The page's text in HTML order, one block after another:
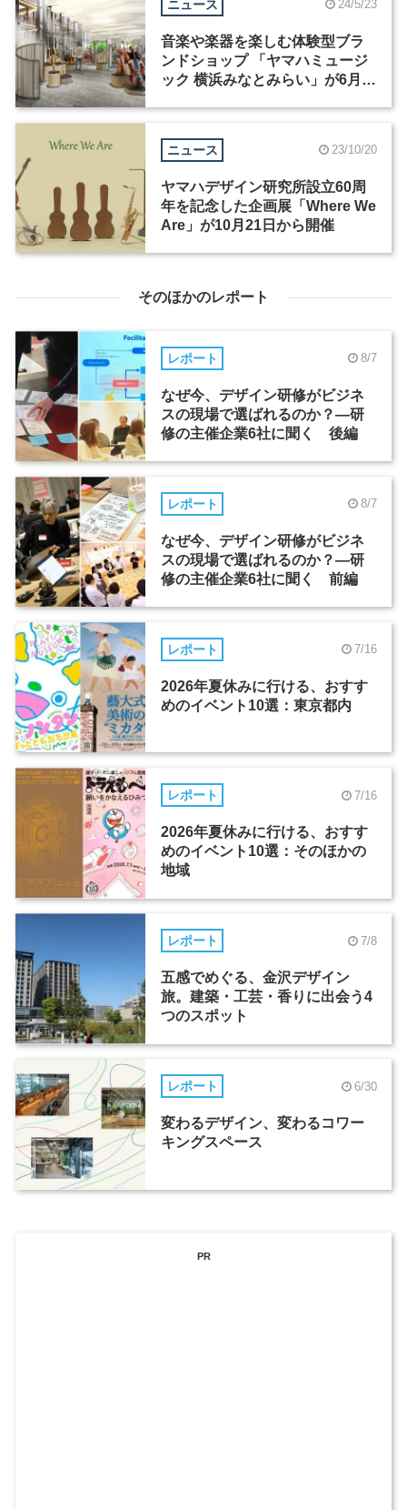
ニュース 24/5/23
音楽や楽器を楽しむ体験型ブラ
ンドショップ 「ヤマハミュージ
ック 横浜みなとみらい」が6月6
ニュース 23/10/20
ヤマハデザイン研究所設立60周
年を記念した企画展「Where We
Are」が10月21日から開催
そのほかのレポート
レポート 8/7
なぜ今、デザイン研修がビジネ
スの現場で選ばれるのか？―研
修の主催企業6社に聞く 後編
レポート 8/7
なぜ今、デザイン研修がビジネ
スの現場で選ばれるのか？―研
修の主催企業6社に聞く 前編
レポート 7/16
2026年夏休みに行ける、おすす
めのイベント10選：東京都内
レポート 7/16
2026年夏休みに行ける、おすす
めのイベント10選：そのほかの
地域
レポート 7/8
五感でめぐる、金沢デザイン
旅。建築・工芸・香りに出会う4
つのスポット
レポート 6/30
変わるデザイン、変わるコワー
キングスペース
PR